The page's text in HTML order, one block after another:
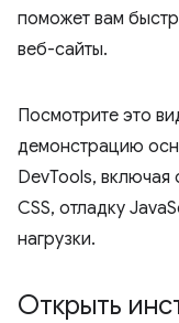
поможет вам
веб-сайты.
Посмотрите это
демонстрацию
DevTools, включая
CSS, отладку
нагрузки.
Открыть